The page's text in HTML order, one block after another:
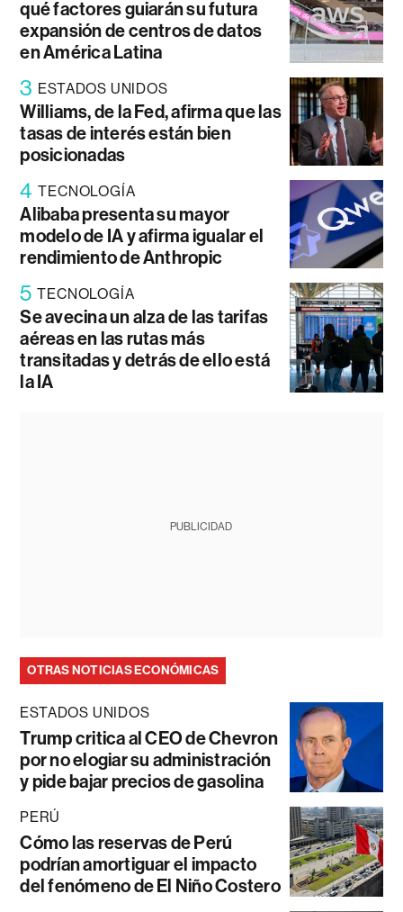
qué factores guiarán su futura
expansión de centros de datos
en América Latina
3 ESTADOS UNIDOS
Williams, de la Fed, afirma que las
tasas de interés están bien
posicionadas
4 TECNOLOGÍA
Alibaba presenta su mayor
modelo de IA y afirma igualar el
rendimiento de Anthropic
5 TECNOLOGÍA
Se avecina un alza de las tarifas
aéreas en las rutas más
transitadas y detrás de ello está
la IA
PUBLICIDAD
OTRAS NOTICIAS ECONÓMICAS
ESTADOS UNIDOS
Trump critica al CEO de Chevron
por no elogiar su administración
y pide bajar precios de gasolina
PERÚ
Cómo las reservas de Perú
podrían amortiguar el impacto
del fenómeno de El Niño Costero